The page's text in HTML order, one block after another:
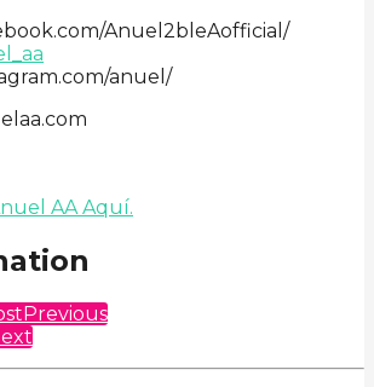
Anuel2bleAofficial/
anuel/
AA Aquí.
Previous